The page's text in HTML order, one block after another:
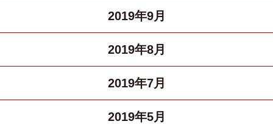
2019年9月
2019年8月
2019年7月
2019年5月